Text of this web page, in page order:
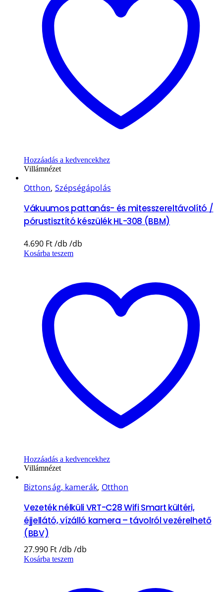
Hozzáadás a kedvencekhez
Villámnézet
Otthon, Szépségápolás
Vákuumos pattanás- és mitesszereltávolító /
pórustisztító készülék HL-308 (BBM)
4.690 Ft
Kosárba teszem
Hozzáadás a kedvencekhez
Villámnézet
Biztonság, kamerák, Otthon
Vezeték nélküli VRT-C28 Wifi Smart kültéri,
éjjellátó, vízálló kamera – távolról vezérelhető
(BBV)
27.990 Ft
Kosárba teszem